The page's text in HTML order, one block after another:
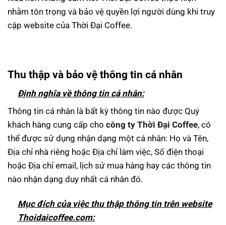
nhằm tôn trọng và bảo vệ quyền lợi người dùng khi truy
cập website của Thời Đại Coffee.
Thu thập và bảo vệ thông tin cá nhân
Định nghĩavề thông tin cá nhân:
Thông tin cá nhân là bất kỳ thông tin nào được Quý
khách hàng cung cấp cho công ty Thời Đại Coffee, có
thể được sử dụng nhận dạng một cá nhân: Họ và Tên,
Địa chỉ nhà riêng hoặc Địa chỉ làm việc, Số điện thoại
hoặc Địa chỉ email, lịch sử mua hàng hay các thông tin
nào nhận dạng duy nhất cá nhân đó.
Mục đích của việc thu thập thông tin trên website
Thoidaicoffee.com: